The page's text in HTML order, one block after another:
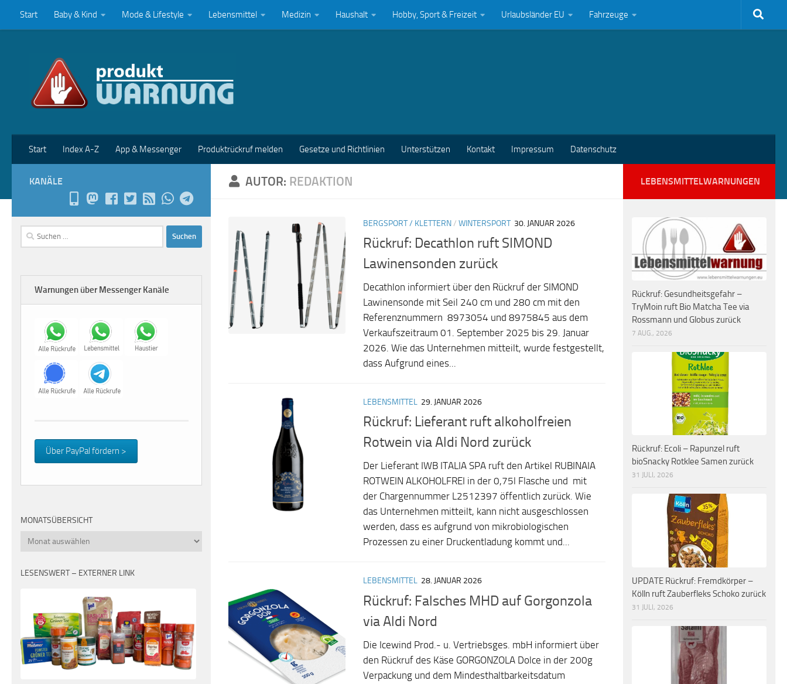
Zum Inhalt springen
Start Baby & Kind Mode & Lifestyle Lebensmittel Medizin Haushalt Hobby, Sport & Freizeit Urlaubsländer EU Fahrzeuge
Start Index A-Z App & Messenger Produktrückruf melden Gesetze und Richtlinien Unterstützen Kontakt Impressum Datenschutz
AUTOR: REDAKTION
BERGSPORT / KLETTERN/ WINTERSPORT 30. JANUAR 2026
Rückruf: Decathlon ruft SIMOND
Lawinensonden zurück
Decathlon informiert über den Rückruf der SIMOND
Lawinensonde mit Seil 240 cm und 280 cm mit den
Referenznummern 8973054 und 8975845 aus dem
Verkaufszeitraum 01. September 2025 bis 29. Januar
2026. Wie das Unternehmen mitteilt, wurde festgestellt,
dass Aufgrund eines...
LEBENSMITTEL 29. JANUAR 2026
Rückruf: Lieferant ruft alkoholfreien
Rotwein via Aldi Nord zurück
Der Lieferant IWB ITALIA SPA ruft den Artikel RUBINAIA
ROTWEIN ALKOHOLFREI in der 0,75l Flasche und mit
der Chargennummer L2512397 öffentlich zurück. Wie
das Unternehmen mitteilt, kann nicht ausgeschlossen
werden, dass es aufgrund von mikrobiologischen
Prozessen zu einer Druckentladung kommt und...
LEBENSMITTEL 28. JANUAR 2026
Rückruf: Falsches MHD auf Gorgonzola
via Aldi Nord
Die Icewind Prod.- u. Vertriebsges. mbH informiert über
den Rückruf des Käse GORGONZOLA Dolce in der 200g
Verpackung und dem Mindesthaltbarkeitsdatum
KANÄLE
Suchen
nach:
Warnungen über Messenger Kanäle
Über PayPal fördern >
MONATSÜBERSICHT
Monatsübersicht
LESENSWERT – EXTERNER LINK
LEBENSMITTELWARNUNGEN
Rückruf: Gesundheitsgefahr –
TryMoin ruft Bio Matcha Tee via
Rossmann und Globus zurück
7 AUG., 2026
Rückruf: Ecoli – Rapunzel ruft
bioSnacky Rotklee Samen zurück
31 JULI, 2026
UPDATE Rückruf: Fremdkörper –
Kölln ruft Zauberfleks Schoko zurück
31 JULI, 2026